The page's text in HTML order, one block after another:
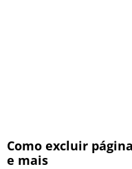
Como excluir
e mais